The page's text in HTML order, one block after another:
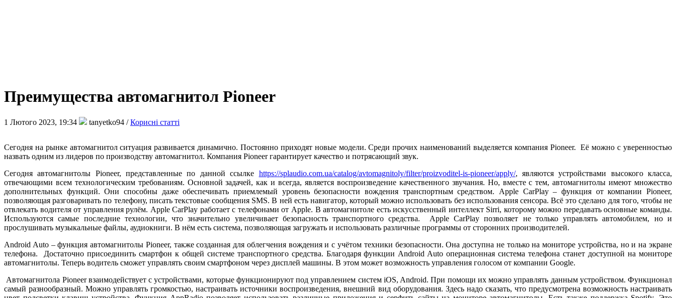
Преимущества автомагнитол Pioneer
1 Лютого 2023, 19:34 tanyetko94 /Корисні статті
Сегодня на рынке автомагнитол ситуация развивается динамично. Постоянно приходят новые модели. Среди прочих наименований выделяется компания Pioneer. Её можно с уверенностью
назвать одним из лидеров по производству автомагнитол. Компания Pioneer гарантирует качество и потрясающий звук.
Сегодня автомагнитолы Pioneer, представленные по данной ссылке https://splaudio.com.ua/catalog/avtomagnitoly/filter/proizvoditel-is-pioneer/apply/, являются устройствами высокого класса,
отвечающими всем технологическим требованиям. Основной задачей, как и всегда, является воспроизведение качественного звучания. Но, вместе с тем, автомагнитолы имеют множество
дополнительных функций. Они способны даже обеспечивать приемлемый уровень безопасности вождения транспортным средством. Apple CarPlay – функция от компании Pioneer,
позволяющая разговаривать по телефону, писать текстовые сообщения SMS. В ней есть навигатор, который можно использовать без использования сенсора. Всё это сделано для того, чтобы не
отвлекать водителя от управления рулём. Apple CarPlay работает с телефонами от Apple. В автомагнитоле есть искусственный интеллект Sirri, которому можно передавать основные команды.
Используются самые последние технологии, что значительно увеличивает безопасность транспортного средства. Apple CarPlay позволяет не только управлять автомобилем, но и
прослушивать музыкальные файлы, аудиокниги. В нём есть система, позволяющая загружать и использовать различные программы от сторонних производителей.
Android Auto – функция автомагнитолы Pioneer, также созданная для облегчения вождения и с учётом техники безопасности. Она доступна не только на мониторе устройства, но и на экране
телефона. Достаточно присоединить смартфон к общей системе транспортного средства. Благодаря функции Android Auto операционная система телефона станет доступной на мониторе
автомагнитолы. Теперь водитель сможет управлять своим смартфоном через дисплей машины. В этом может возможность управления голосом от компании Google.
Автомагнитола Pioneer взаимодействует с устройствами, которые функционируют под управлением систем iOS, Android. При помощи их можно управлять данным устройством. Функционал
самый разнообразный. Можно управлять громкостью, настраивать источники воспроизведения, внешний вид оборудования. Здесь надо сказать, что предусмотрена возможность настраивать